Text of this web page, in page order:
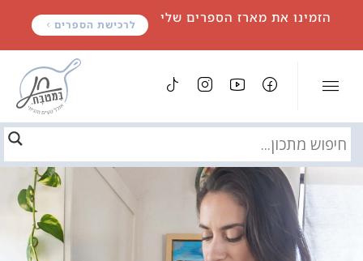
הזמינו את מארז הספרים שלי לרכישת הספרים